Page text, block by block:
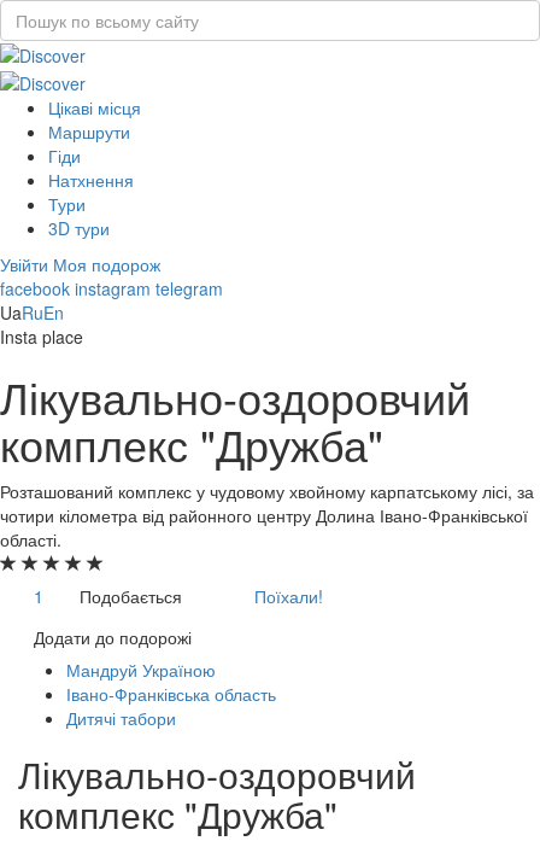
Цікаві місця
Маршрути
Гіди
Натхнення
Тури
3D тури
Увійти Моя подорож
facebook instagram telegram
UaRuEn
Insta place
Лікувально-оздоровчий
комплекс "Дружба"
Розташований комплекс у чудовому хвойному карпатському лісі, за
чотири кілометра від районного центру Долина Івано-Франківської
області.
1 Подобається
Поїхали!
Додати до подорожі
Мандруй Україною
Івано-Франківська область
Дитячі табори
Лікувально-оздоровчий
комплекс "Дружба"